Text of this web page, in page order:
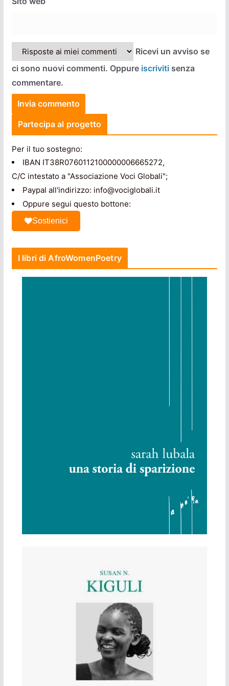
Ricevi un avviso se
ci sono nuovi commenti. Oppure iscrivitisenza
commentare.
Partecipa al progetto
Per il tuo sostegno:
IBAN IT38R0760112100000006665272,
C/C intestato a "Associazione Voci Globali";
Paypal all'indirizzo: info@vociglobali.it
Oppure segui questo bottone:
Sostienici
I libri di AfroWomenPoetry